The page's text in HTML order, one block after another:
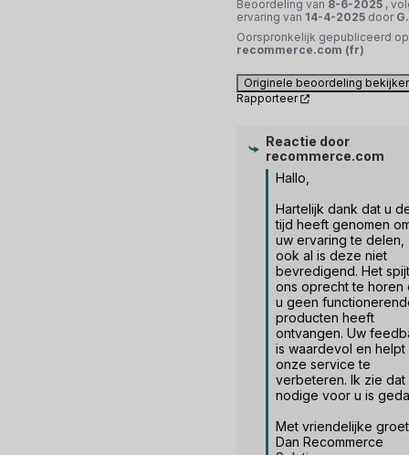
Beoordeling van 8-6-2025 ,
ervaring van 14-4-2025 door
Oorspronkelijk gepubliceerd op
recommerce.com (fr)
Originele beoordeling
Rapporteer
Reactie door
recommerce.com
Hallo,
Hartelijk dank dat u
tijd heeft genomen
uw ervaring te delen,
ook al is deze niet
bevredigend. Het spijt
ons oprecht te horen
u geen
producten heeft
ontvangen. Uw
is waardevol en helpt
onze service te
verbeteren. Ik zie dat
nodige voor u is
Met vriendelijke
Dan Recommerce